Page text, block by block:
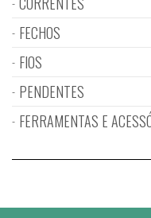
FECHOS
FIOS
PENDENTES
FERRAMENTAS E